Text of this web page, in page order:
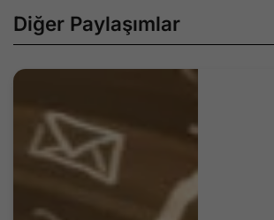
Diğer Paylaşımlar